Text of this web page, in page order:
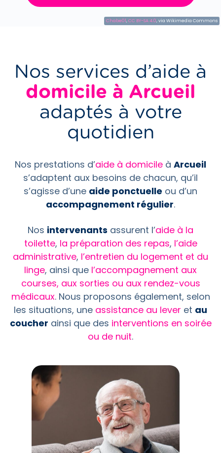
Chabe01,CC BY-SA 4.0, via Wikimedia Commons
Nos services d’aide à
domicile à Arcueil
adaptés à votre
quotidien
Nos prestations d’aide à domicile à Arcueil
s’adaptent aux besoins de chacun, qu’il
s’agisse d’une aide ponctuelle ou d’un
accompagnement régulier.
Nos intervenants assurent l’aide à la
toilette, la préparation des repas, l’aide
administrative, l’entretien du logement et du
linge, ainsi que l’accompagnement aux
courses, aux sorties ou aux rendez-vous
médicaux. Nous proposons également, selon
les situations, une assistance au lever et au
coucher ainsi que des interventions en soirée
ou de nuit.